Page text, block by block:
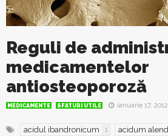
Reguli de
medicamentelor
antiosteoporoză
MEDICAMENTE SFATURI UTILE ianuarie 17, 2012
acidul ibandronicum 1 acidum